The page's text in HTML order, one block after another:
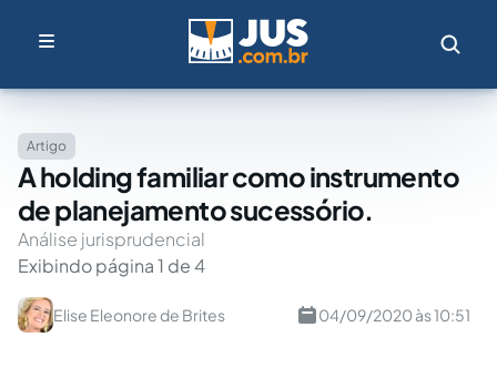
Artigo
A holding familiar como instrumento
de planejamento sucessório.
Análise jurisprudencial
Exibindo página 1 de 4
Elise Eleonore de Brites 04/09/2020 às 10:51